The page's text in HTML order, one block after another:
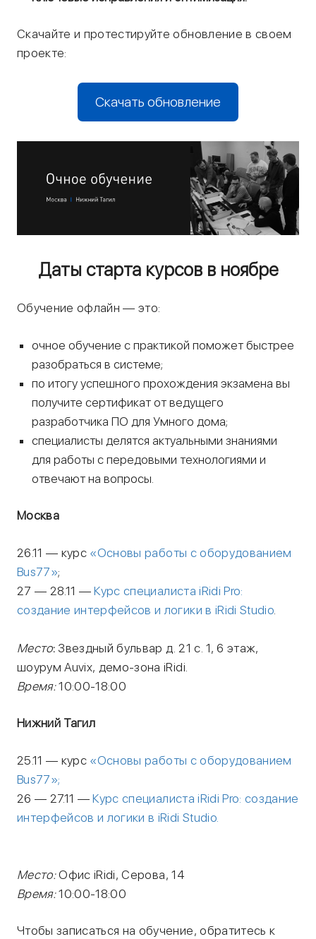
Скачайте и протестируйте обновление в своем
проекте:
Скачать обновление
Даты старта курсов в ноябре
Обучение офлайн — это:
очное обучение с практикой поможет быстрее
разобраться в системе;
по итогу успешного прохождения экзамена вы
получите сертификат от ведущего
разработчика ПО для Умного дома;
специалисты делятся актуальными знаниями
для работы с передовыми технологиями и
отвечают на вопросы.
Москва
26.11 — курс «Основы работы с оборудованием
Bus77»;
27 — 28.11 —Курс специалиста iRidi Pro:
создание интерфейсов и логики в iRidi Studio.
Место: Звездный бульвар д. 21 с. 1, 6 этаж,
шоурум Auvix, демо-зона iRidi.
Время:10:00-18:00
Нижний Тагил
25.11 — курс «Основы работы с оборудованием
Bus77»;
26 — 27.11 —Курс специалиста iRidi Pro: создание
интерфейсов и логики в iRidi Studio.
Место:Офис iRidi, Серова, 14
Время:10:00-18:00
Чтобы записаться на обучение, обратитесь к